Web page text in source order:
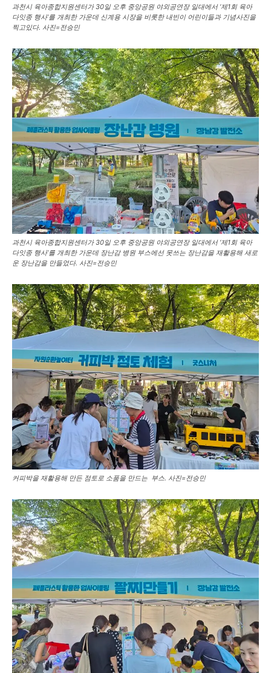
과천시 육아종합지원센터가 30일 오후 중앙공원 야외공연장 일대에서 ‘제1회 육아
다잇종 행사’를 개최한 가운데 신계용 시장을 비롯한 내빈이 어린이들과 기념사진을
찍고있다. 사진=전승민
과천시 육아종합지원센터가 30일 오후 중앙공원 야외공연장 일대에서 ‘제1회 육아
다잇종 행사’를 개최한 가운데 장난감 병원 부스에선 못쓰는 장난감을 재활용해 새로
운 장난감을 만들었다. 사진=전승민
커피박을 재활용해 만든 점토로 소품을 만드는 부스. 사진=전승민